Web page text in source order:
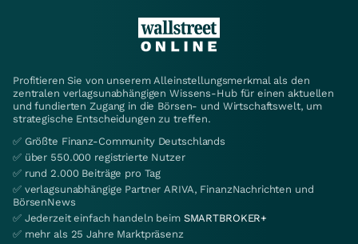
Profitieren Sie von unserem Alleinstellungsmerkmal als den
zentralen verlagsunabhängigen Wissens-Hub für einen aktuellen
und fundierten Zugang in die Börsen- und Wirtschaftswelt, um
strategische Entscheidungen zu treffen.
✅ Größte Finanz-Community Deutschlands
✅ über 550.000 registrierte Nutzer
✅ rund 2.000 Beiträge pro Tag
✅ verlagsunabhängige Partner ARIVA, FinanzNachrichten und
BörsenNews
✅ Jederzeit einfach handeln beim SMARTBROKER+
✅ mehr als 25 Jahre Marktpräsenz